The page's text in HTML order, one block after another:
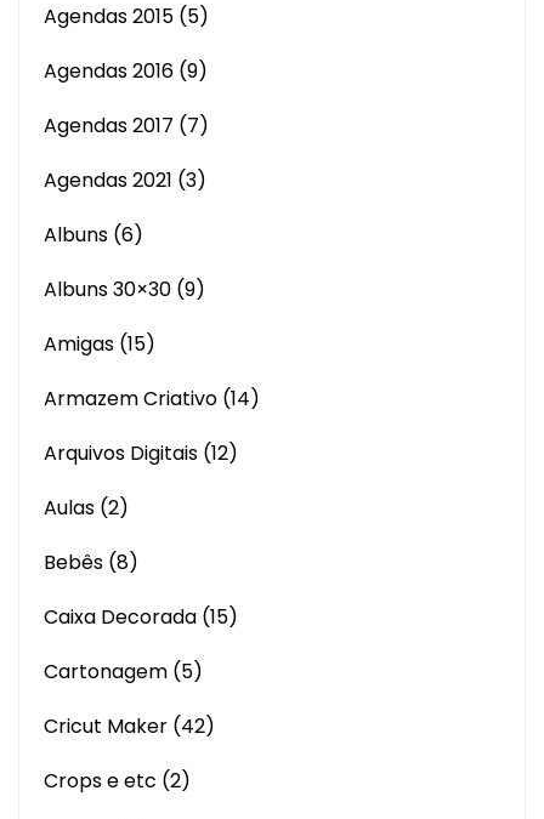
Agendas 2015 (5)
Agendas 2016 (9)
Agendas 2017 (7)
Agendas 2021 (3)
Albuns (6)
Albuns 30×30 (9)
Amigas (15)
Armazem Criativo (14)
Arquivos Digitais (12)
Aulas (2)
Bebês (8)
Caixa Decorada (15)
Cartonagem (5)
Cricut Maker (42)
Crops e etc (2)